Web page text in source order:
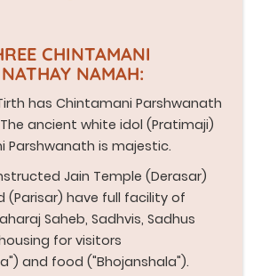
CHINTAMANI
NAMAH:
has Chintamani Parshwanath
ancient white idol (Pratimaji)
Parshwanath is majestic.
Jain Temple (Derasar)
(Parisar) have full facility of
Saheb, Sadhvis, Sadhus
for visitors
and food ("Bhojanshala").